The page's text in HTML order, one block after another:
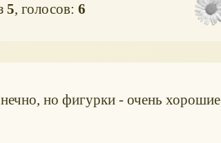
5, голосов:6
но фигурки - очень хорошие.